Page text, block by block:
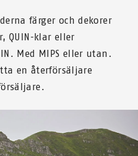
färger och dekorer
QUIN-klar eller
Med MIPS eller utan.
en återförsäljare